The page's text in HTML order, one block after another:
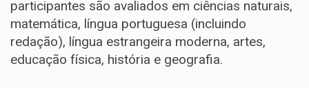
participantes são avaliados em ciências naturais,
matemática, língua portuguesa (incluindo
redação), língua estrangeira moderna, artes,
educação física, história e geografia.